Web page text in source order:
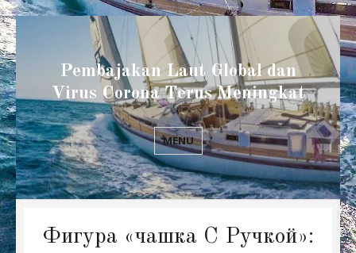
Pembajakan Laut Global dan
Virus Corona Terus Meningkat
MENU
Фигура «чашка С Ручкой»: